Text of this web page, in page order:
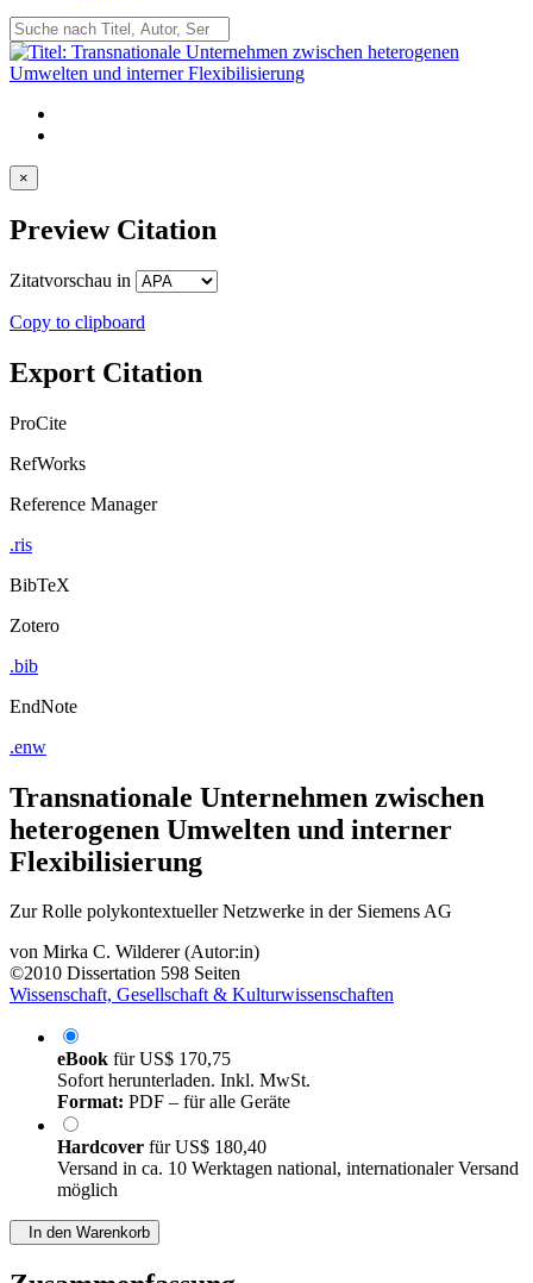
heterogenen Umwelten und interner
Flexibilisierung
©2010 Dissertation 598 Seiten
Wissenschaft, Gesellschaft & Kulturwissenschaften
eBook
Sofort herunterladen. Inkl. MwSt.
Format:PDF – für alle Geräte
Hardcover
Versand in ca. 10 Werktagen national, internationaler Versand
möglich